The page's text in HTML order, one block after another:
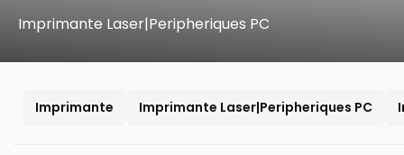
Imprimante Laser|Peripheriques PC
Imprimante Imprimante Laser|Peripheriques PC